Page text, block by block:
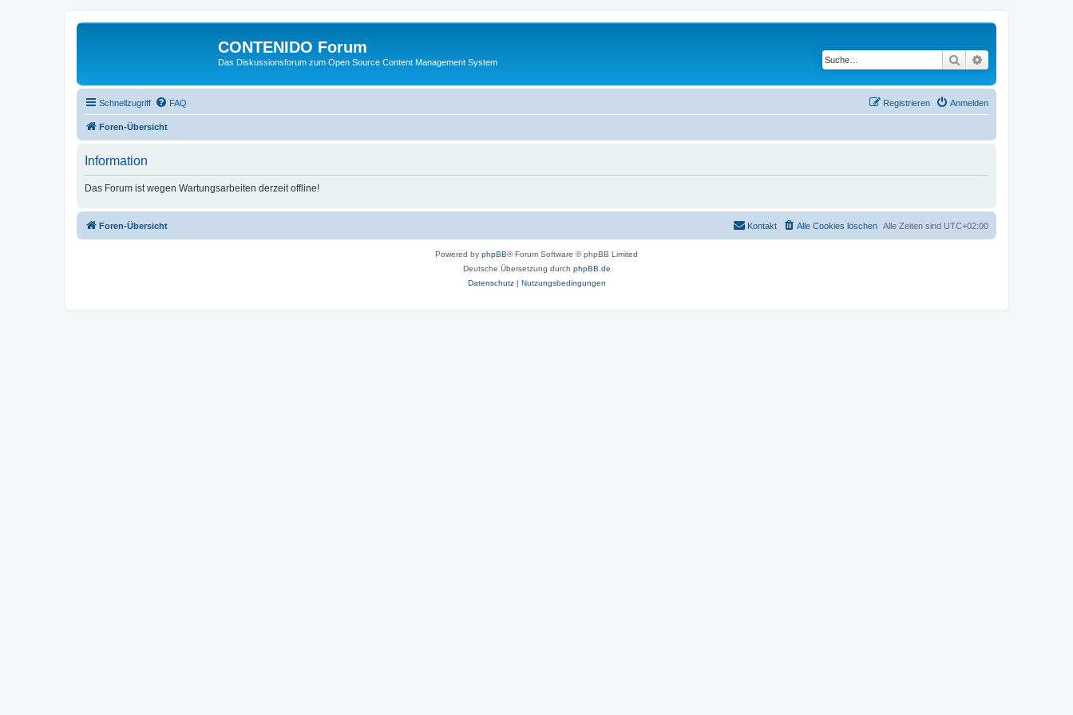
CONTENIDO Forum
Das Diskussionsforum zum Open Source Content Management System Suche
Schnellzugriff FAQ Anmelden
Registrieren
Foren-Übersicht
Information
Das Forum ist wegen Wartungsarbeiten derzeit offline!
Foren-Übersicht Alle Zeiten sind UTC+02:00
Alle Cookies löschen
Kontakt
Powered by phpBB® Forum Software © phpBB Limited
Deutsche Übersetzung durch phpBB.de
Datenschutz| Nutzungsbedingungen